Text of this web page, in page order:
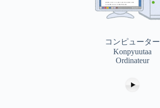
コンピューター
Konpyuutaa
Ordinateur